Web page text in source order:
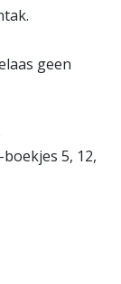
geen
5, 12,